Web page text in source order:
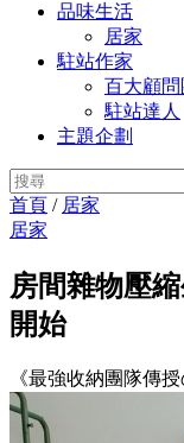
品味生活
居家
駐站作家
百大顧問
駐站達人
主題企劃
首頁 / 居家
居家
房間雜物壓
開始
《最強收納團隊傳